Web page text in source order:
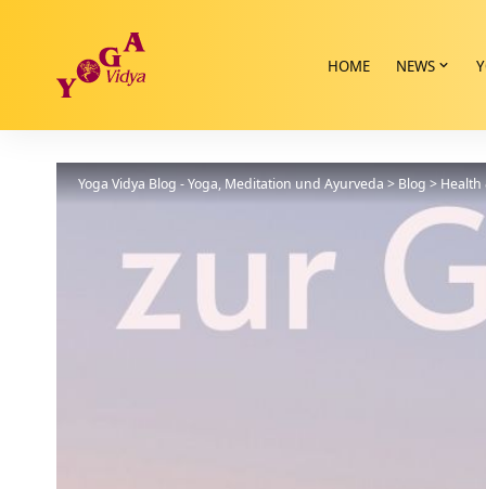
HOME NEWS
Yoga Vidya Blog - Yoga, Meditation und Ayurveda>Blog>Health